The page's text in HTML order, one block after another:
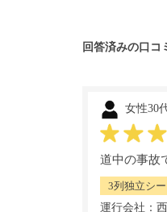
回答済みの口コ
女性30
道中の事故
3列独立シ
運行会社：